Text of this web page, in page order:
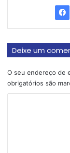
Deixe um
O seu endereço de
obrigatórios são